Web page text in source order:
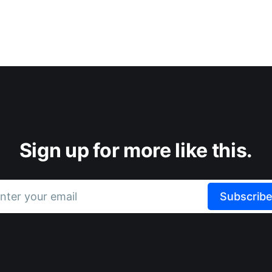
Sign up for more like this.
your email Subscribe